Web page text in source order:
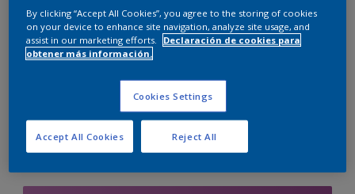
Encontrar productos de este color
By clicking “Accept All Cookies”, you agree to the storing of cookies
on your device to enhance site navigation, analyze site usage, and
assist in our marketing efforts.
Declaración de cookies para
obtener más información.
Cookies Settings
Reject All
Accept All Cookies